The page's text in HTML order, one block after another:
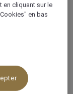
piscine
en cliquant sur le
en bas